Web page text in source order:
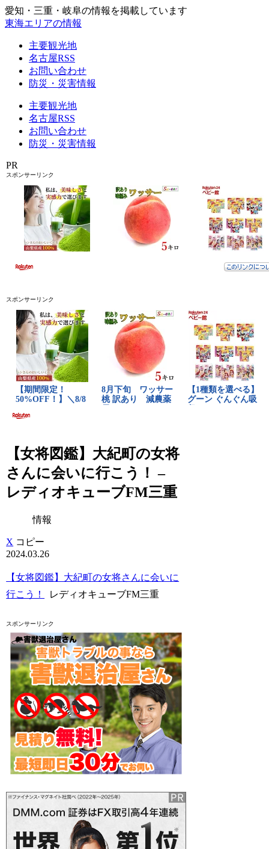
愛知・三重・岐阜の情報を掲載しています
東海エリアの情報
主要観光地
名古屋RSS
お問い合わせ
防災・災害情報
主要観光地
名古屋RSS
お問い合わせ
防災・災害情報
PR
スポンサーリンク
スポンサーリンク
【女将図鑑】大紀町の女将
さんに会いに行こう！ –
レディオキューブFM三重
情報
X コピー
2024.03.26
【女将図鑑】大紀町の女将さんに会いに
行こう！
レディオキューブFM三重
スポンサーリンク